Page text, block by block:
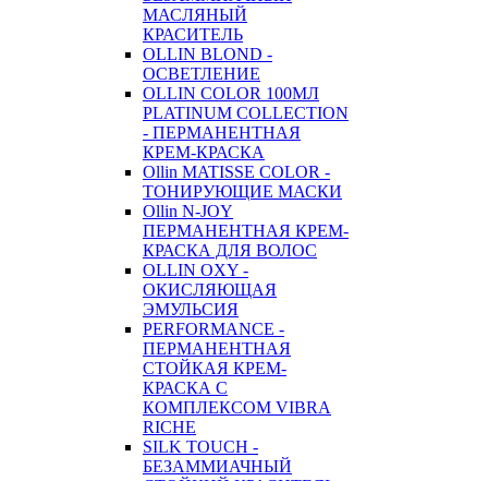
МАСЛЯНЫЙ
КРАСИТЕЛЬ
OLLIN BLOND -
ОСВЕТЛЕНИЕ
OLLIN COLOR 100МЛ
PLATINUM COLLECTION
- ПЕРМАНЕНТНАЯ
КРЕМ-КРАСКА
Ollin MATISSE COLOR -
ТОНИРУЮЩИЕ МАСКИ
Ollin N-JOY
ПЕРМАНЕНТНАЯ КРЕМ-
КРАСКА ДЛЯ ВОЛОС
OLLIN OXY -
ОКИСЛЯЮЩАЯ
ЭМУЛЬСИЯ
PERFORMANCE -
ПЕРМАНЕНТНАЯ
СТОЙКАЯ КРЕМ-
КРАСКА С
КОМПЛЕКСОМ VIBRA
RICHE
SILK TOUCH -
БЕЗАММИАЧНЫЙ